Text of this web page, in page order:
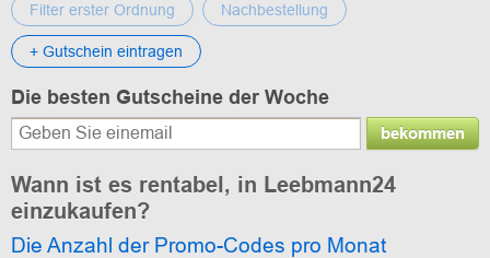
Filter erster Ordnung Nachbestellung
+ Gutschein eintragen
Die besten Gutscheine der Woche
bekommen
Wann ist es rentabel, in Leebmann24
einzukaufen?
Die Anzahl der Promo-Codes pro Monat